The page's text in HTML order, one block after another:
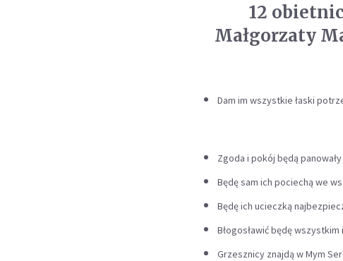
12
Małgorzaty
Dam im wszystkie łaski
Zgoda i pokój będą
Będę sam ich pociechą we
Będę ich ucieczką
Błogosławić będę
Grzesznicy znajdą w Mym